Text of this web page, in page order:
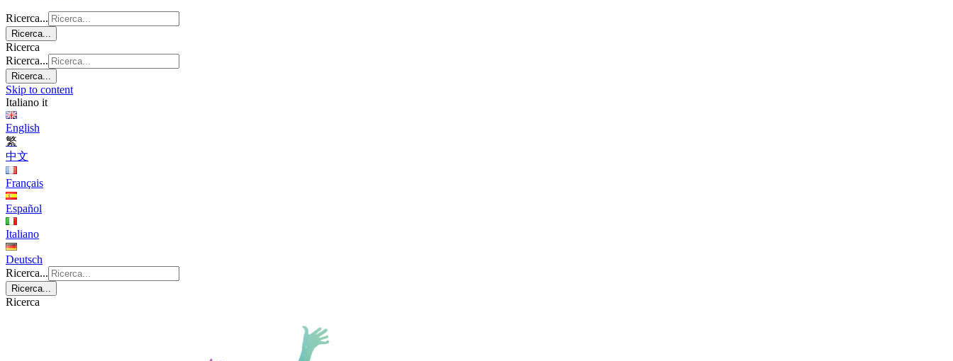
Ricerca...
Ricerca...
Ricerca
Ricerca...
Ricerca...
Skip to content
Italiano it
English
繁
中文
Français
Español
Italiano
Deutsch
Ricerca...
Ricerca...
Ricerca